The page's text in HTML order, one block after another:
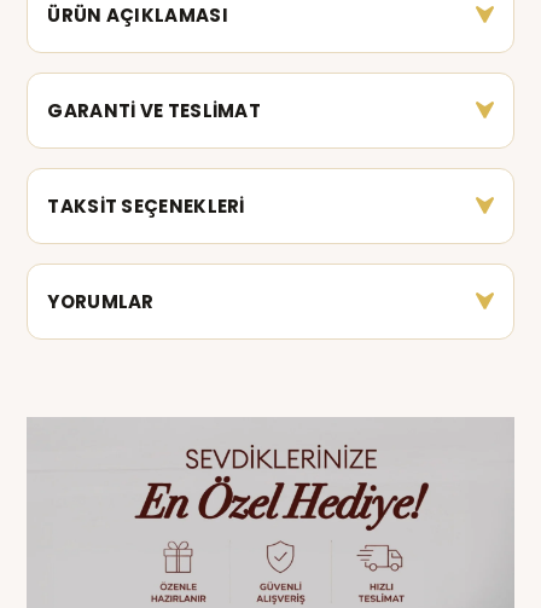
ÜRÜN AÇIKLAMASI
GARANTİ VE TESLİMAT
TAKSİT SEÇENEKLERİ
YORUMLAR